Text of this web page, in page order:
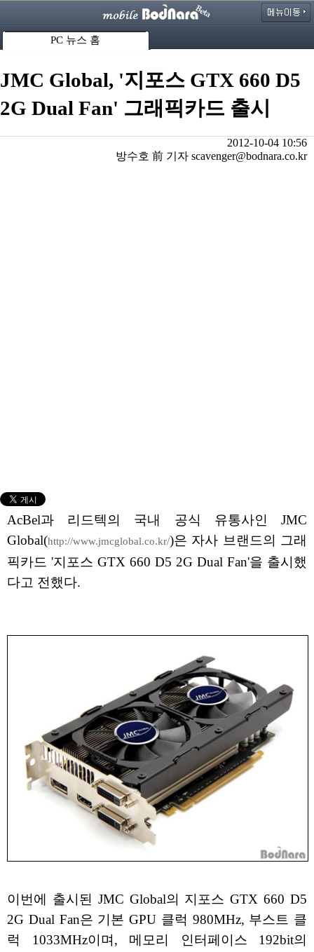
PC 뉴스 홈
JMC Global, '지포스 GTX 660 D5
2G Dual Fan' 그래픽카드 출시
2012-10-04 10:56
방수호 前 기자 scavenger@bodnara.co.kr
AcBel과 리드텍의 국내 공식 유통사인 JMC
Global(http://www.jmcglobal.co.kr/)은 자사 브랜드의 그래
픽카드 '지포스 GTX 660 D5 2G Dual Fan'을 출시했
다고 전했다.
이번에 출시된 JMC Global의 지포스 GTX 660 D5
2G Dual Fan은 기본 GPU 클럭 980MHz, 부스트 클
럭 1033MHz이며, 메모리 인터페이스 192bit의